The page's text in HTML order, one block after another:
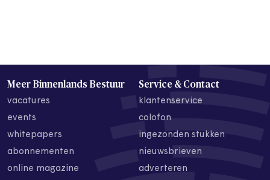
Meer Binnenlands Bestuur
vacatures
events
whitepapers
abonnementen
online magazine
Service & Contact
klantenservice
colofon
ingezonden stukken
nieuwsbrieven
adverteren